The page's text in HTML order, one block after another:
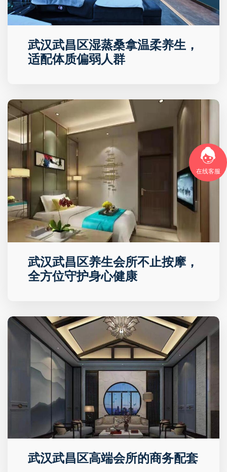
在线客服
武汉武昌区湿蒸桑拿温柔养生，
适配体质偏弱人群
武汉武昌区养生会所不止按摩，
全方位守护身心健康
武汉武昌区高端会所的商务配套